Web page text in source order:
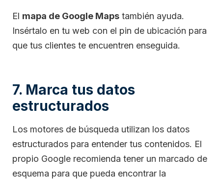
El mapa de Google Maps también ayuda.
Insértalo en tu web con el pin de ubicación para
que tus clientes te encuentren enseguida.
7. Marca tus datos
estructurados
Los motores de búsqueda utilizan los datos
estructurados para entender tus contenidos. El
propio Google recomienda tener un marcado de
esquema para que pueda encontrar la